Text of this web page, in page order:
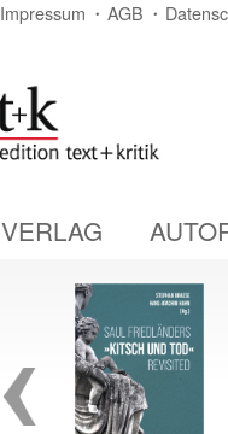
Impressum AGB
VERLAG